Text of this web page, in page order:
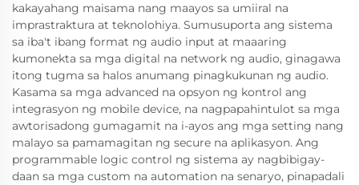
kakayahang maisama nang maayos sa umiiral na
imprastraktura at teknolohiya. Sumusuporta ang sistema
sa iba't ibang format ng audio input at maaaring
kumonekta sa mga digital na network ng audio, ginagawa
itong tugma sa halos anumang pinagkukunan ng audio.
Kasama sa mga advanced na opsyon ng kontrol ang
integrasyon ng mobile device, na nagpapahintulot sa mga
awtorisadong gumagamit na i-ayos ang mga setting nang
malayo sa pamamagitan ng secure na aplikasyon. Ang
programmable logic control ng sistema ay nagbibigay-
daan sa mga custom na automation na senaryo, pinapadali